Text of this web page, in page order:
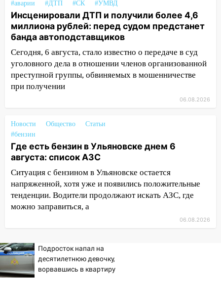
11:50
Заснул рядом с ребёнком и
случайно задушил его: суд вынес
приговор
11:38 В Ленинском районе пожар
полностью уничтожил дачный дом и
сарай
11:38 В Госдуме предложили отменить
ЕГЭ с 2027 года
нарушителей на контейнерных
площадках
11:20 Ульяновская шахматистка
Валерия Клейменова выиграла два
золота в составе сборной мира
11:16 В Ульяновске открыли памятную
доску декабристу Кондратию Рылееву
В Ульяновске спасатели ночью
садах 79-летнего мужчину
10:26
На нескольких улицах Ульяновска
временно отключили холодную воду
#аварии
#ДТП #СК #УМВД
Инсценировали ДТП и получили более 4,6
миллиона рублей: перед судом предстанет
банда автоподставщиков
Сегодня, 6 августа, стало известно о передаче в суд
уголовного дела в отношении членов организованной
преступной группы, обвиняемых в мошенничестве
при получении
06.08.2026
Новости Общество
Статьи
#бензин
Где есть бензин в Ульяновске днем 6
августа: список АЗС
Ситуация с бензином в Ульяновске остается
напряженной, хотя уже и появились положительные
тенденции. Водители продолжают искать АЗС, где
можно заправиться, а
06.08.2026
Подросток напал на
десятилетнюю девочку,
ворвавшись в квартиру